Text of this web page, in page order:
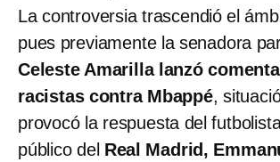
La controversia trascendió el
pues previamente la senadora
Celeste Amarilla lanzó
racistas contra Mbappé,
provocó la respuesta del
público del Real Madrid,